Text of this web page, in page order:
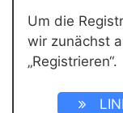
Um die
wir zunächst
„Registrieren“.